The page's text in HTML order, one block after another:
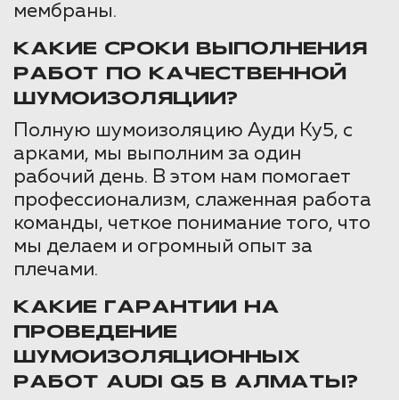
мембраны.
КАКИЕ СРОКИ ВЫПОЛНЕНИЯ
РАБОТ ПО КАЧЕСТВЕННОЙ
ШУМОИЗОЛЯЦИИ?
Полную шумоизоляцию Ауди Ку5, с
арками, мы выполним за один
рабочий день. В этом нам помогает
профессионализм, слаженная работа
команды, четкое понимание того, что
мы делаем и огромный опыт за
плечами.
КАКИЕ ГАРАНТИИ НА
ПРОВЕДЕНИЕ
ШУМОИЗОЛЯЦИОННЫХ
РАБОТ AUDI Q5 В АЛМАТЫ?